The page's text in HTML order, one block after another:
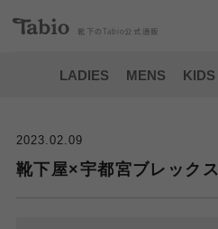
靴下の Tabio 公式通販
LADIES MENS KIDS
2023.02.09
靴下屋×宇都宮ブレックス